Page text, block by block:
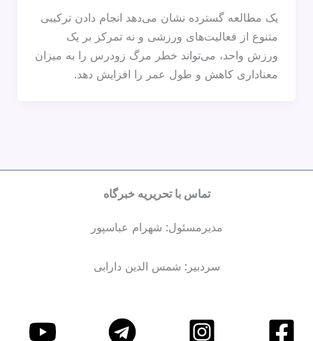
یک مطالعه گسترده نشان می‌دهد انجام دادن ترکیبی
متنوع از فعالیت‌های ورزشی و نه تمرکز بر یک
ورزش واحد، می‌تواند خطر مرگ زودرس را به‌ میزان
معناداری کاهش و طول عمر را افزایش دهد.
تماس با تحریریه خبرگاه
مدیرمسئول: شهرام عباسپور
سردبیر: شمس الدین دارابی